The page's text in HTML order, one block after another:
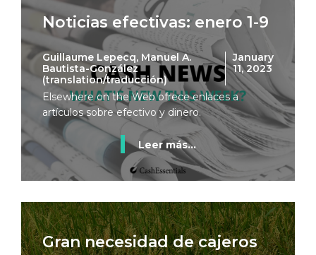
Noticias efectivas: enero 1-9
Guillaume Lepecq, Manuel A.
Bautista-González
(translation/traducción)
January
11, 2023
Elsewhere on the Web ofrece enlaces a
artículos sobre efectivo y dinero.
Leer más...
Gran necesidad de cajeros